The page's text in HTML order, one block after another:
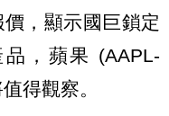
，顯示國巨鎖定
，蘋果 (AAPL-
得觀察。